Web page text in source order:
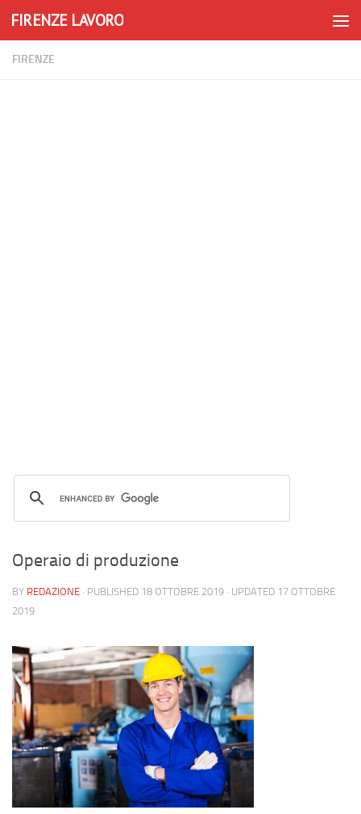
Skip to content
FIRENZE LAVORO
FIRENZE
Operaio di produzione
BY REDAZIONE · PUBLISHED 18 OTTOBRE 2019 · UPDATED 17 OTTOBRE
2019